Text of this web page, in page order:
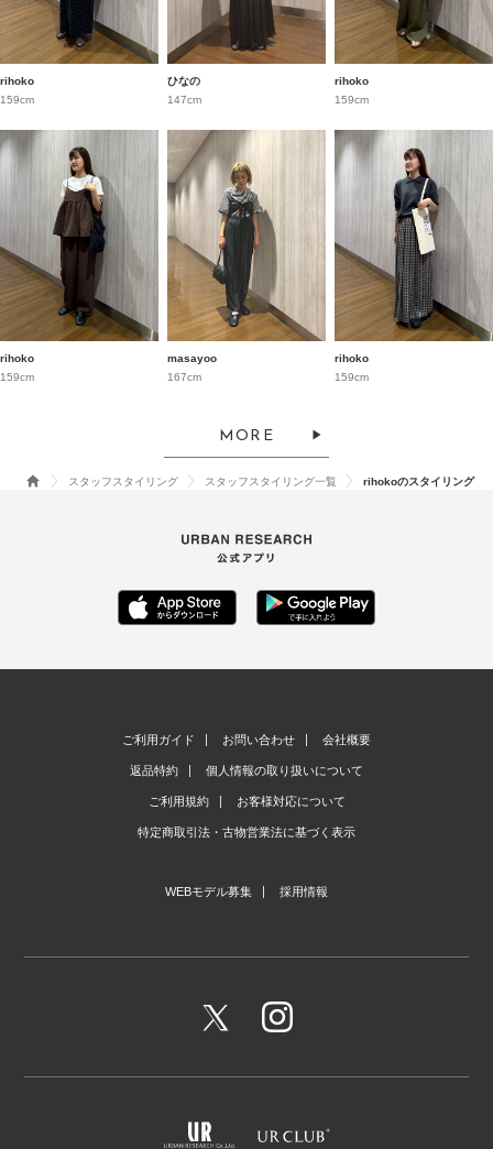
rihoko
159cm
ひなの
147cm
rihoko
159cm
rihoko
159cm
masayoo
167cm
rihoko
159cm
MORE
スタッフスタイリング スタッフスタイリング一覧 rihokoのスタイリング
ご利用ガイド お問い合わせ 会社概要
返品特約 個人情報の取り扱いについて
ご利用規約 お客様対応について
特定商取引法・古物営業法に基づく表示
WEBモデル募集 採用情報